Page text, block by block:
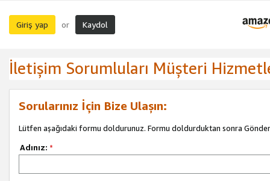
Giriş yap or Kaydol
İletişim Sorumluları Müşteri
Sorularınız İçin Bize Ulaşın:
Lütfen aşağıdaki formu doldurunuz. Formu doldurduktan sonra Gönder
Adınız: *